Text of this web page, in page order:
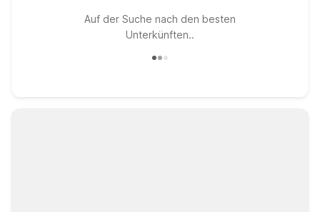
Auf der Suche nach den besten
Unterkünften..